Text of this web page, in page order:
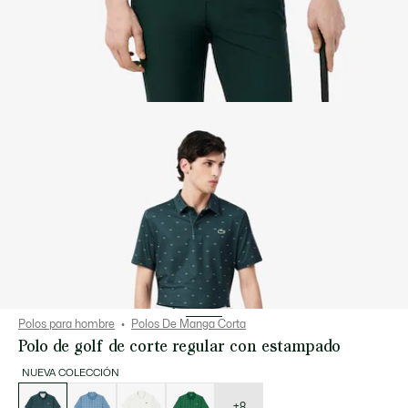
Polos para hombre Polos De Manga Corta
Polo de golf de corte regular con estampado
NUEVA COLECCIÓN
variaciones